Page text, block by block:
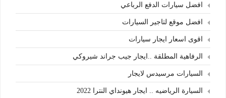
افضل سيارات الدفع الرباعي
افضل موقع لتاجير السيارات
اقوى اسعار ايجار سيارات
الرفاهية المطلقة ..ايجار جيب جراند شيروكي
السيارات مرسيدس لايجار
السيارة الرياضيه .. ايجار هيونداي النترا 2022